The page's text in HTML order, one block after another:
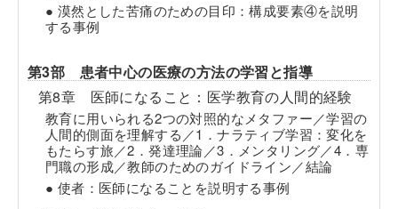
● 漠然とした苦痛のための目印：構成要素④を説明
する事例
第3部 患者中心の医療の方法の学習と指導
第8章 医師になること：医学教育の人間的経験
教育に用いられる2つの対照的なメタファー／学習の
人間的側面を理解する／1．ナラティブ学習：変化を
もたらす旅／2．発達理論／3．メンタリング／4．専
門職の形成／教師のためのガイドライン／結論
● 使者：医師になることを説明する事例